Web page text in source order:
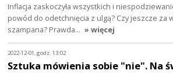
Inflacja zaskoczyła wszystkich i
powód do odetchnięcia z ulgą? Czy jeszcze za
szampana? Prawda… » więcej
2022-12-01, godz. 13:02
Sztuka mówienia sobie "nie". Na